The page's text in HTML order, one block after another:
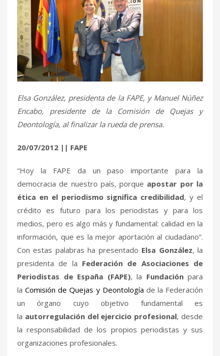
Elsa González, presidenta de la FAPE, y Manuel Núñez
Encabo, presidente de la Comisión de Quejas y
Deontología, al finalizar la rueda de prensa.
20/07/2012 || FAPE
“Hoy la FAPE da un paso importante para la
democracia de nuestro país, porque apostar por la
ética en el periodismo significa credibilidad, y el
crédito es futuro para los periodistas y para los
medios, pero es algo más y fundamental: calidad en la
información, que es la mejor aportación al ciudadano”.
Con estas palabras ha presentado Elsa González, la
presidenta de la Federación de Asociaciones de
Periodistas de España (FAPE), la Fundaciónpara
laComisión de Quejas y Deontología de la Federación
un órgano cuyo objetivo fundamental es
la autorregulación del ejercicio profesional, desde
la responsabilidad de los propios periodistas y sus
organizaciones profesionales.